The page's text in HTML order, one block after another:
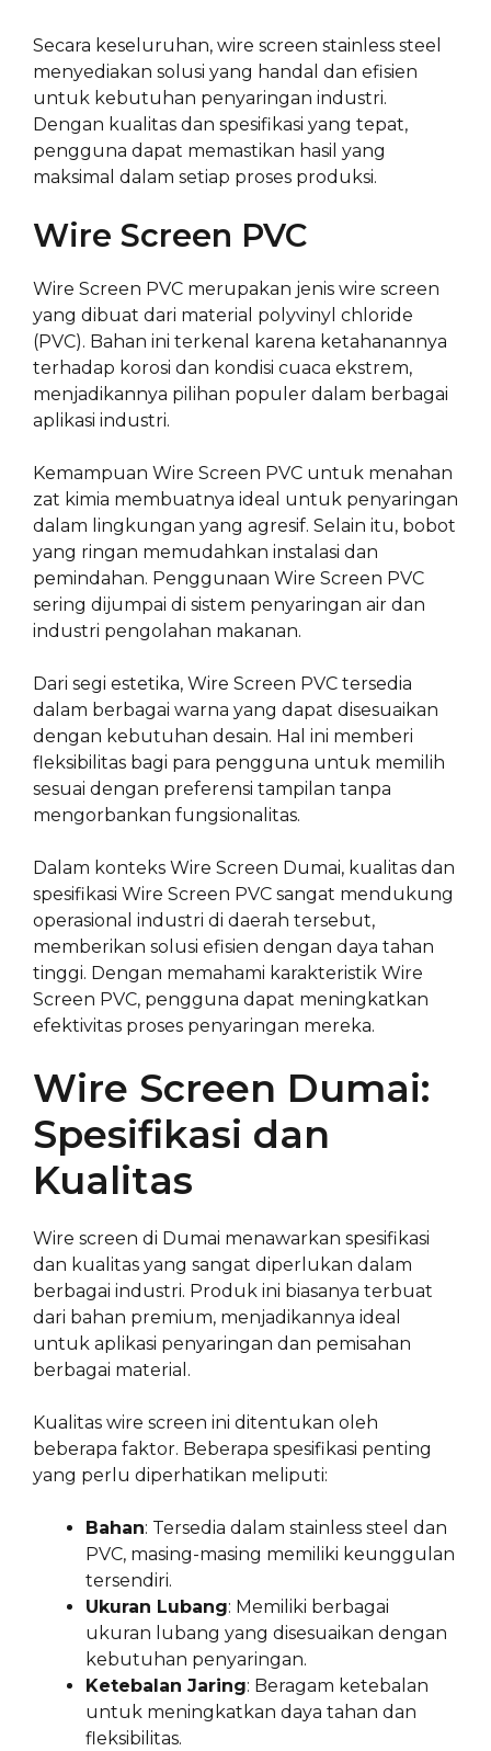
Secara keseluruhan, wire screen stainless steel
menyediakan solusi yang handal dan efisien
untuk kebutuhan penyaringan industri.
Dengan kualitas dan spesifikasi yang tepat,
pengguna dapat memastikan hasil yang
maksimal dalam setiap proses produksi.
Wire Screen PVC
Wire Screen PVC merupakan jenis wire screen
yang dibuat dari material polyvinyl chloride
(PVC). Bahan ini terkenal karena ketahanannya
terhadap korosi dan kondisi cuaca ekstrem,
menjadikannya pilihan populer dalam berbagai
aplikasi industri.
Kemampuan Wire Screen PVC untuk menahan
zat kimia membuatnya ideal untuk penyaringan
dalam lingkungan yang agresif. Selain itu, bobot
yang ringan memudahkan instalasi dan
pemindahan. Penggunaan Wire Screen PVC
sering dijumpai di sistem penyaringan air dan
industri pengolahan makanan.
Dari segi estetika, Wire Screen PVC tersedia
dalam berbagai warna yang dapat disesuaikan
dengan kebutuhan desain. Hal ini memberi
fleksibilitas bagi para pengguna untuk memilih
sesuai dengan preferensi tampilan tanpa
mengorbankan fungsionalitas.
Dalam konteks Wire Screen Dumai, kualitas dan
spesifikasi Wire Screen PVC sangat mendukung
operasional industri di daerah tersebut,
memberikan solusi efisien dengan daya tahan
tinggi. Dengan memahami karakteristik Wire
Screen PVC, pengguna dapat meningkatkan
efektivitas proses penyaringan mereka.
Wire Screen Dumai:
Spesifikasi dan
Kualitas
Wire screen di Dumai menawarkan spesifikasi
dan kualitas yang sangat diperlukan dalam
berbagai industri. Produk ini biasanya terbuat
dari bahan premium, menjadikannya ideal
untuk aplikasi penyaringan dan pemisahan
berbagai material.
Kualitas wire screen ini ditentukan oleh
beberapa faktor. Beberapa spesifikasi penting
yang perlu diperhatikan meliputi:
Bahan: Tersedia dalam stainless steel dan
PVC, masing-masing memiliki keunggulan
tersendiri.
Ukuran Lubang: Memiliki berbagai
ukuran lubang yang disesuaikan dengan
kebutuhan penyaringan.
Ketebalan Jaring: Beragam ketebalan
untuk meningkatkan daya tahan dan
fleksibilitas.